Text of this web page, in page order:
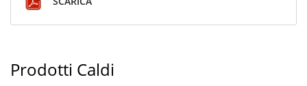
Prodotti Caldi